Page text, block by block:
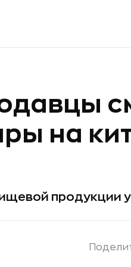
на
продукции